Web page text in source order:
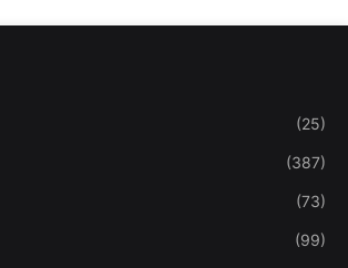
(25)
(387)
(73)
(99)